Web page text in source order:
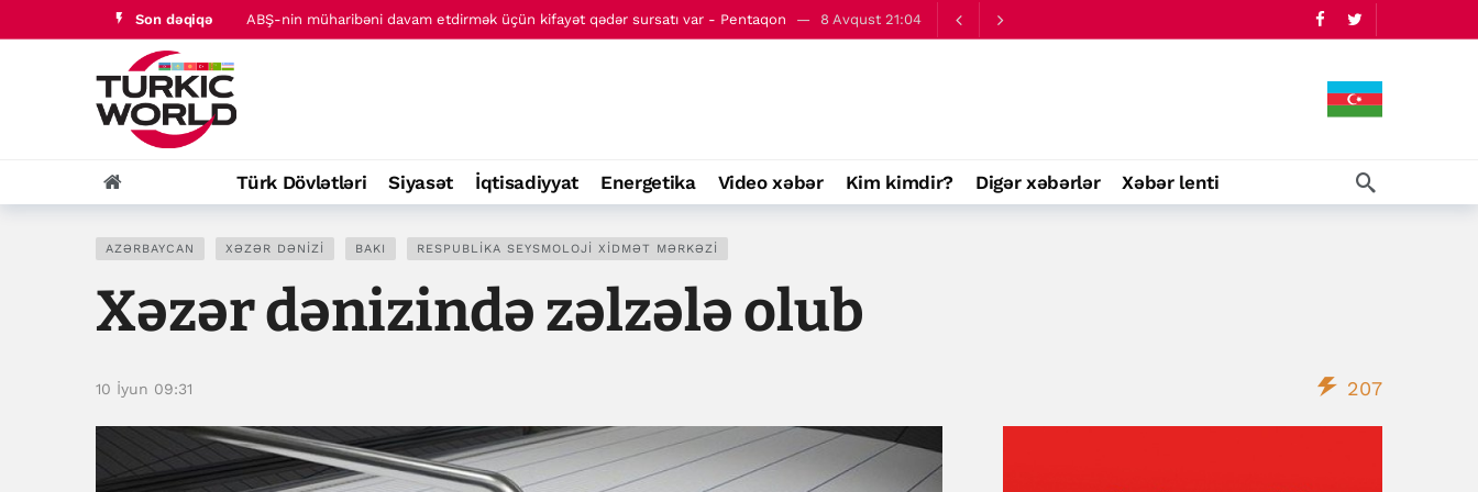
Son dəqiqə ABŞ-nin müharibəni davam etdirmək üçün kifayət qədər sursatı var - Pentaqon 8 Avqust 21:04
Türk Dövlətləri Siyasət İqtisadiyyat Energetika Video xəbər Kim kimdir? Digər xəbərlər Xəbər lenti
AZƏRBAYCAN XƏZƏR DƏNIZI BAKI RESPUBLIKA SEYSMOLOJI XIDMƏT MƏRKƏZI
Xəzər dənizində zəlzələ olub
10 İyun 09:31 207